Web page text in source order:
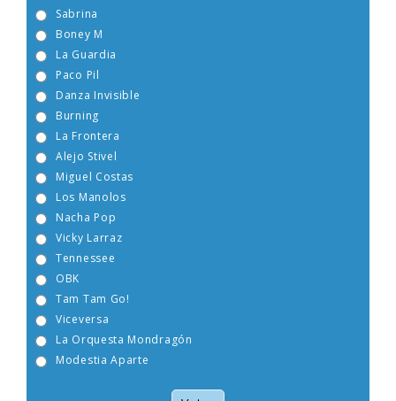
Sabrina
Boney M
La Guardia
Paco Pil
Danza Invisible
Burning
La Frontera
Alejo Stivel
Miguel Costas
Los Manolos
Nacha Pop
Vicky Larraz
Tennessee
OBK
Tam Tam Go!
Viceversa
La Orquesta Mondragón
Modestia Aparte